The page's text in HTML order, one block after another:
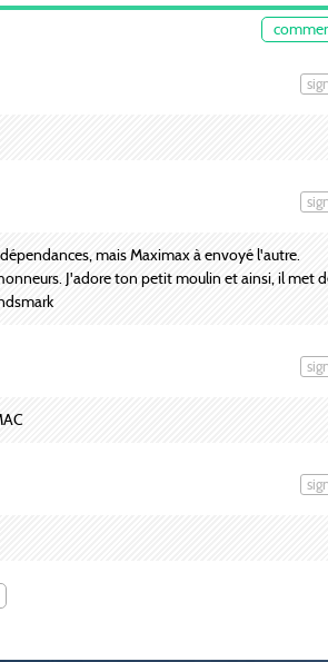
mais Maximax à envoyé l'autre.
J'adore ton petit moulin et ainsi, il met